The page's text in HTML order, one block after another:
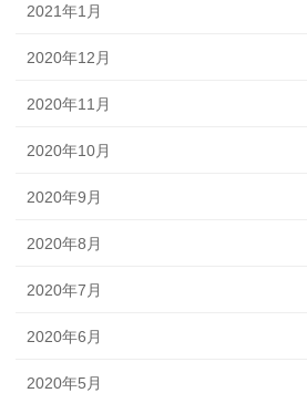
2021年1月
2020年12月
2020年11月
2020年10月
2020年9月
2020年8月
2020年7月
2020年6月
2020年5月